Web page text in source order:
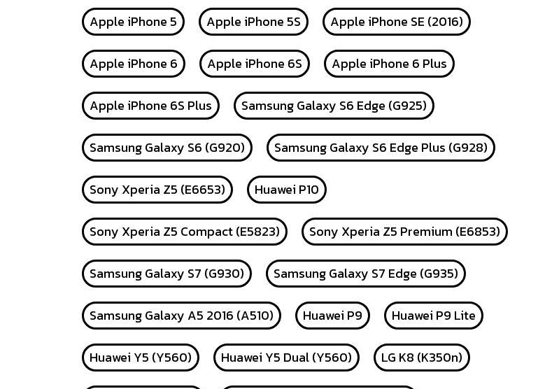
Apple iPhone 5 Apple iPhone 5S Apple iPhone SE (2016)
Apple iPhone 6 Apple iPhone 6S Apple iPhone 6 Plus
Apple iPhone 6S Plus Samsung Galaxy S6 Edge (G925)
Samsung Galaxy S6 (G920) Samsung Galaxy S6 Edge Plus (G928)
Sony Xperia Z5 (E6653) Huawei P10
Sony Xperia Z5 Compact (E5823) Sony Xperia Z5 Premium (E6853)
Samsung Galaxy S7 (G930) Samsung Galaxy S7 Edge (G935)
Samsung Galaxy A5 2016 (A510) Huawei P9 Huawei P9 Lite
Huawei Y5 (Y560) Huawei Y5 Dual (Y560) LG K8 (K350n)